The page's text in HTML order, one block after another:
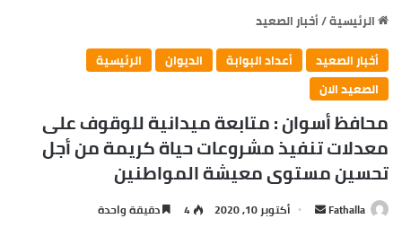
الرئيسية/أخبار الصعيد
أخبار الصعيد
أعداد البوابة الديوان
الرئيسية
الصعيد الان
محافظ أسوان : متابعة ميدانية للوقوف على
معدلات تنفيذ مشروعات حياة كريمة من أجل
تحسين مستوى معيشة المواطنين
Fathalla
أرسل أكتوبر 10, 2020 4 دقيقة واحدة